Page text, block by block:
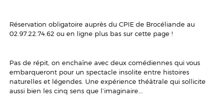
Réservation obligatoire auprès du CPIE de Brocéliande au
02.97.22.74.62 ou en ligne plus bas sur cette page !
Pas de répit, on enchaîne avec deux comédiennes qui vous
embarqueront pour un spectacle insolite entre histoires
naturelles et légendes. Une expérience théâtrale qui sollicite
aussi bien les cinq sens que l’imaginaire….